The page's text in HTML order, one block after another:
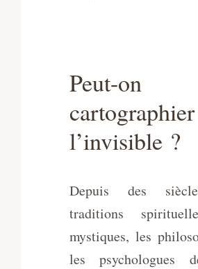
Peut-on
cartographier
l’invisible ?
Depuis des
traditions
mystiques, les
les psychologues